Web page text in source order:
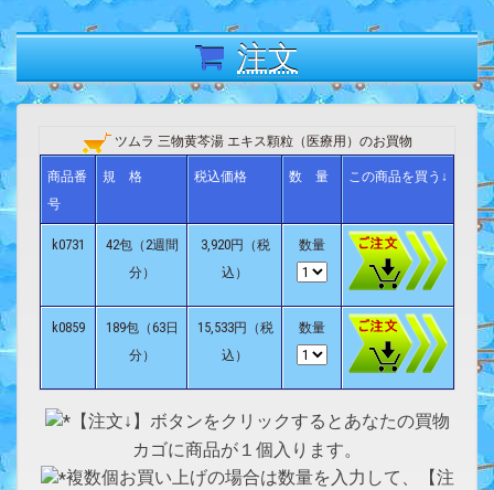
注文
ツムラ 三物黄芩湯 エキス顆粒（医療用）のお買物
商品番
号
規 格 税込価格 数 量 この商品を買う↓
k0731
42包（2週間
分）
3,920円（税
込）
数量
k0859
189包（63日
分）
15,533円（税
込）
数量
【注文↓】ボタンをクリックするとあなたの買物
カゴに商品が１個入ります。
複数個お買い上げの場合は数量を入力して、【注